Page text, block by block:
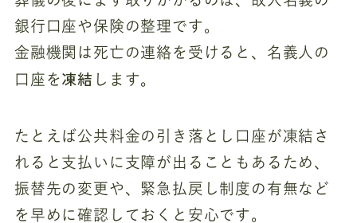
銀行口座や保険の整理です。
金融機関は死亡の連絡を受けると、名義人の
口座を凍結 します。
たとえば公共料金の引き落とし口座が凍結さ
れると支払いに支障が出ることもあるため、
振替先の変更や、緊急払戻し制度の有無など
を早めに確認しておくと安心です。